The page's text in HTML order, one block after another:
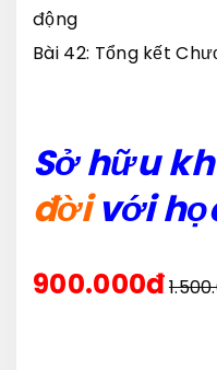
động
Bài 42: Tổng kết
Sở hữu
đờivới
900.000đ